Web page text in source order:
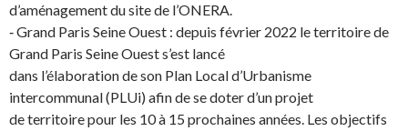
d’aménagement du site de l’ONERA.
‐ Grand Paris Seine Ouest : depuis février 2022 le territoire de
Grand Paris Seine Ouest s’est lancé
dans l’élaboration de son Plan Local d’Urbanisme
intercommunal (PLUi) afin de se doter d’un projet
de territoire pour les 10 à 15 prochaines années. Les objectifs